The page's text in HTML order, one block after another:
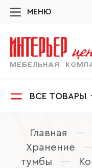
МЕНЮ
ВСЕ ТОВАРЫ
Главная —
Хранение
тумбы
—